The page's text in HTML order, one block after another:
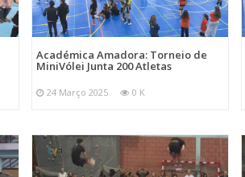
Académica Amadora: Torneio de
MiniVólei Junta 200 Atletas
24 Março 2025 0 K